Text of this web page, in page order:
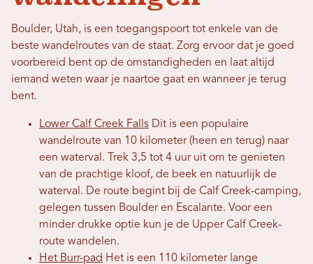
Boulder, Utah, is een toegangspoort tot enkele van de
beste wandelroutes van de staat. Zorg ervoor dat je goed
voorbereid bent op de omstandigheden en laat altijd
iemand weten waar je naartoe gaat en wanneer je terug
bent.
Lower Calf Creek Falls Dit is een populaire
wandelroute van 10 kilometer (heen en terug) naar
een waterval. Trek 3,5 tot 4 uur uit om te genieten
van de prachtige kloof, de beek en natuurlijk de
waterval. De route begint bij de Calf Creek-camping,
gelegen tussen Boulder en Escalante. Voor een
minder drukke optie kun je de Upper Calf Creek-
route wandelen.
Het Burr-pad Het is een 110 kilometer lange